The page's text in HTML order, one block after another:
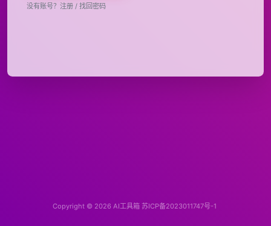
没有账号？ 注册 / 找回密码
Copyright © 2026 AI工具箱 苏ICP备2023011747号-1